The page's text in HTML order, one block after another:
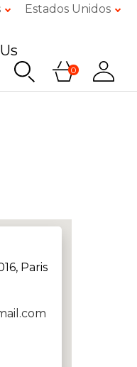
Estados Unidos
0
Paris